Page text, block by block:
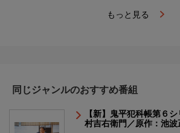
もっと見る
同じジャンルのおすすめ番組
【新】鬼平犯科帳第６
村吉右衛門／原作：池波